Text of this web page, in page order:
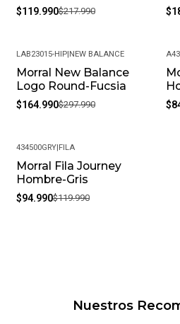
$119.990$217.990
-45%
LAB23015-HIP|NEW BALANCE
Morral New Balance
Logo Round-Fucsia
$164.990$297.990
-21%
434500GRY|FILA
Morral Fila Journey
Hombre-Gris
$94.990$119.990
Nuestros